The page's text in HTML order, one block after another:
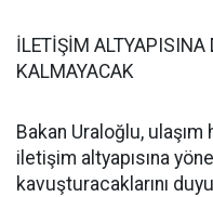
İLETİŞİM ALTYAPISINA
KALMAYACAK
Bakan Uraloğlu, ulaşım
iletişim altyapısına
kavuşturacaklarını